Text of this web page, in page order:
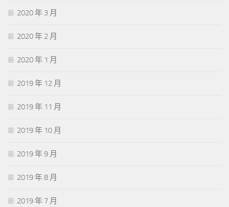
2020 年 3 月
2020 年 2 月
2020 年 1 月
2019 年 12 月
2019 年 11 月
2019 年 10 月
2019 年 9 月
2019 年 8 月
2019 年 7 月